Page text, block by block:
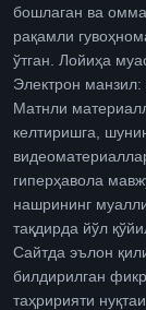
бошлаган ва
рақамли
ўтган. Лойиҳа
Электрон манзил:
Матнли
келтиришга,
гиперҳавола
нашрининг
тақдирда йўл
Сайтда эълон
билдирилган
таҳририяти